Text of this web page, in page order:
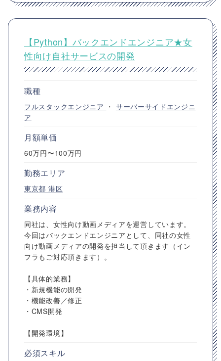
【Python】バックエンドエンジニア★女
性向け自社サービスの開発
職種
フルスタックエンジニア ・ サーバーサイドエンジニ
ア
月額単価
60万円〜100万円
勤務エリア
東京都 港区
業務内容
同社は、女性向け動画メディアを運営しています。
今回はバックエンドエンジニアとして、同社の女性
向け動画メディアの開発を担当して頂きます（イン
フラもご対応頂きます）。
【具体的業務】
・新規機能の開発
・機能改善／修正
・CMS開発
【開発環境】
必須スキル